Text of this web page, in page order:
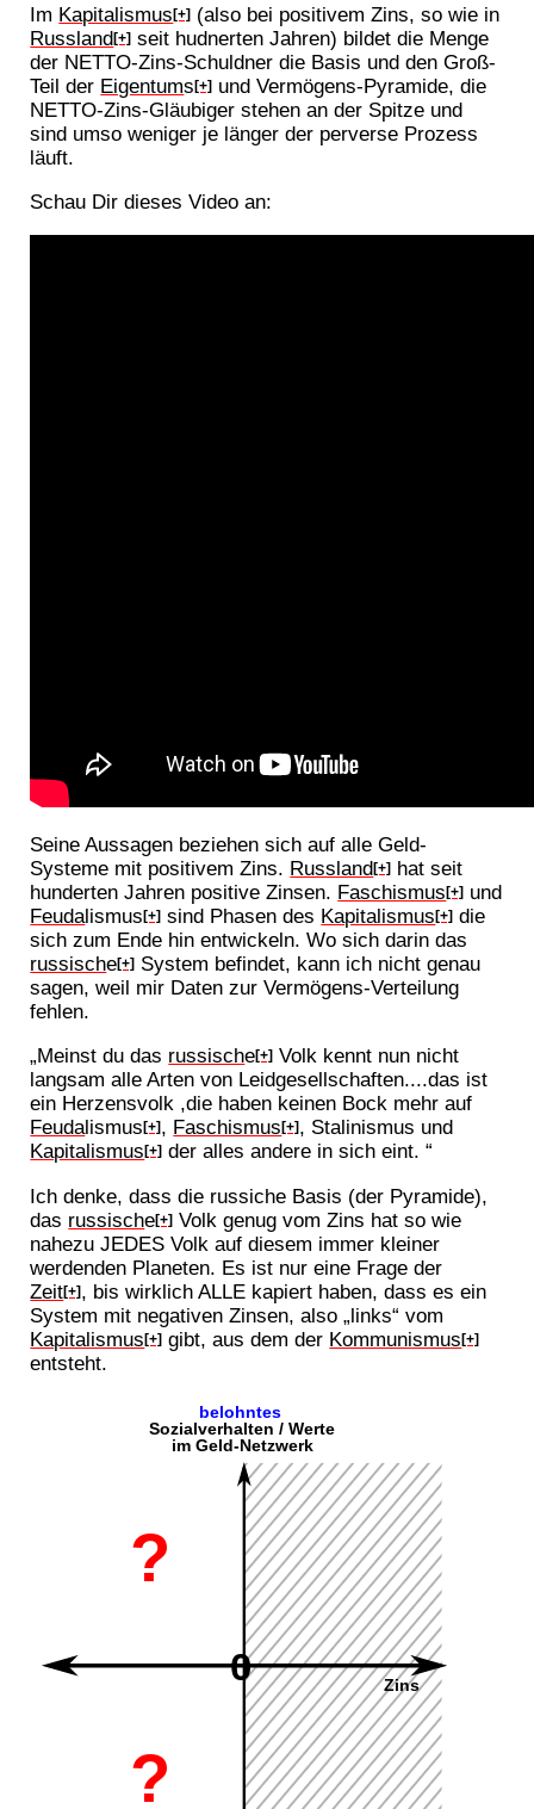
Im Kapitalismus[+] (also bei positivem Zins, so wie in
Russland[+] seit hudnerten Jahren) bildet die Menge
der NETTO-Zins-Schuldner die Basis und den Groß-
Teil der Eigentums[+] und Vermögens-Pyramide, die
NETTO-Zins-Gläubiger stehen an der Spitze und
sind umso weniger je länger der perverse Prozess
läuft.
Schau Dir dieses Video an:
Seine Aussagen beziehen sich auf alle Geld-
Systeme mit positivem Zins. Russland[+] hat seit
hunderten Jahren positive Zinsen. Faschismus[+] und
Feudalismus[+] sind Phasen des Kapitalismus[+] die
sich zum Ende hin entwickeln. Wo sich darin das
russische[+] System befindet, kann ich nicht genau
sagen, weil mir Daten zur Vermögens-Verteilung
fehlen.
„Meinst du das russische[+] Volk kennt nun nicht
langsam alle Arten von Leidgesellschaften....das ist
ein Herzensvolk ,die haben keinen Bock mehr auf
Feudalismus[+] , Faschismus[+] , Stalinismus und
Kapitalismus[+] der alles andere in sich eint. “
Ich denke, dass die russiche Basis (der Pyramide),
das russische[+] Volk genug vom Zins hat so wie
nahezu JEDES Volk auf diesem immer kleiner
werdenden Planeten. Es ist nur eine Frage der
Zeit[+], bis wirklich ALLE kapiert haben, dass es ein
System mit negativen Zinsen, also „links“ vom
Kapitalismus[+] gibt, aus dem der Kommunismus[+]
entsteht.